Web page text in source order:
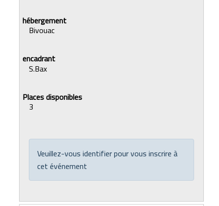
Bivouac
S.Bax
3
Veuillez-vous identifier pour vous inscrire à
cet événement